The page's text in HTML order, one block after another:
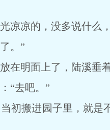
凉的，没多说什么，
。”
明面上了，陆溪垂着
“去吧。”
搬进园子里，就是